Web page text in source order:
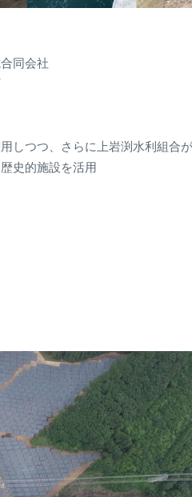
同会社
つつ、さらに上岩渕水利組合
史的施設を活用